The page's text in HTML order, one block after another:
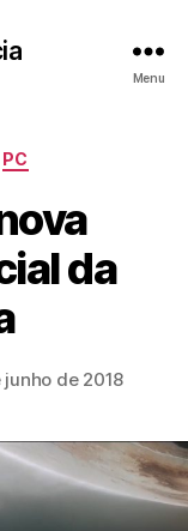
Menu
PC
da
junho de 2018